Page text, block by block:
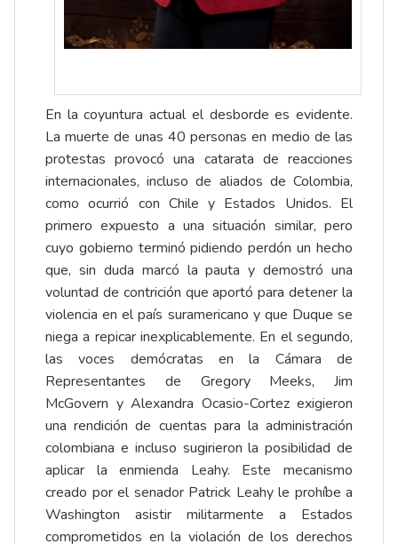
En la coyuntura actual el desborde es evidente.
La muerte de unas 40 personas en medio de las
protestas provocó una catarata de reacciones
internacionales, incluso de aliados de Colombia,
como ocurrió con Chile y Estados Unidos. El
primero expuesto a una situación similar, pero
cuyo gobierno terminó pidiendo perdón un hecho
que, sin duda marcó la pauta y demostró una
voluntad de contrición que aportó para detener la
violencia en el país suramericano y que Duque se
niega a repicar inexplicablemente. En el segundo,
las voces demócratas en la Cámara de
Representantes de Gregory Meeks, Jim
McGovern y Alexandra Ocasio-Cortez exigieron
una rendición de cuentas para la administración
colombiana e incluso sugirieron la posibilidad de
aplicar la enmienda Leahy. Este mecanismo
creado por el senador Patrick Leahy le prohíbe a
Washington asistir militarmente a Estados
comprometidos en la violación de los derechos